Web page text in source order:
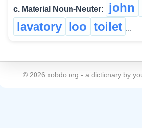
c. Material Noun-Neuter: john
lavatory loo toilet ...
© 2026 xobdo.org - a dictionary by